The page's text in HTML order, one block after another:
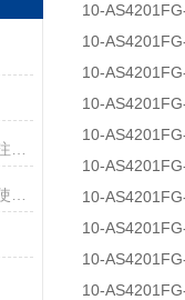
10-
10-
10-
10-
10-
10-
10-
10-
10-
10-